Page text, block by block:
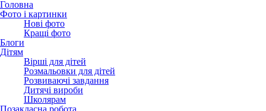
Головна
Фото і картинки
Нові фото
Кращі фото
Блоги
Дітям
Вірші для дітей
Розмальовки для дітей
Розвиваючі завдання
Дитячі вироби
Школярам
Позакласна робота